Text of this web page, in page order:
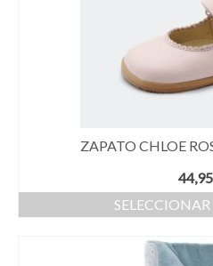
ZAPATO CHLOE
44,95